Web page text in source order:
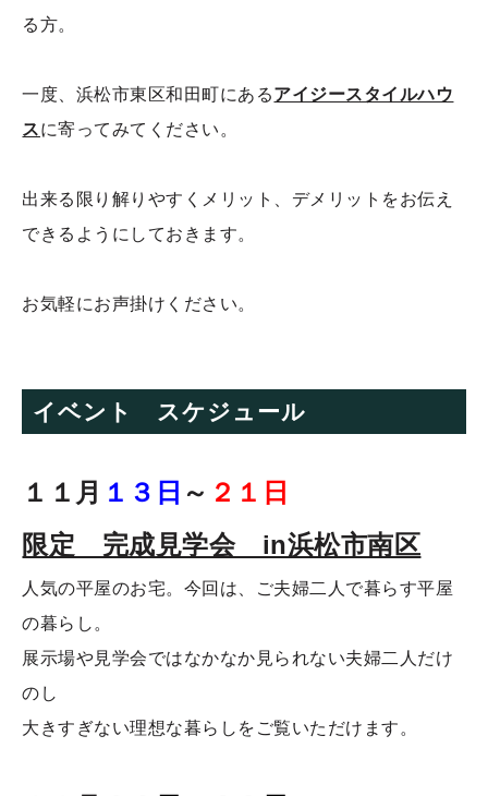
る方。
一度、浜松市東区和田町にあるアイジースタイルハウ
スに寄ってみてください。
出来る限り解りやすくメリット、デメリットをお伝え
できるようにしておきます。
お気軽にお声掛けください。
イベント スケジュール
１１月 １３日 ～ ２１日
限定 完成見学会 in浜松市南区
人気の平屋のお宅。今回は、ご夫婦二人で暮らす平屋
の暮らし。
展示場や見学会ではなかなか見られない夫婦二人だけ
のし
大きすぎない理想な暮らしをご覧いただけます。